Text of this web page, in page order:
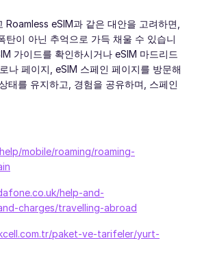
Roamless eSIM과 같은 대안을 고려하면,
탄이 아닌 추억으로 가득 채울 수 있습니
가이드를 확인하시거나 eSIM 마드리드
나 페이지, eSIM 스페인 페이지를 방문해
태를 유지하고, 경험을 공유하며, 스페인
mobile/roaming/roaming-
help-and-
charges/travelling-abroad
paket-ve-tarifeler/yurt-